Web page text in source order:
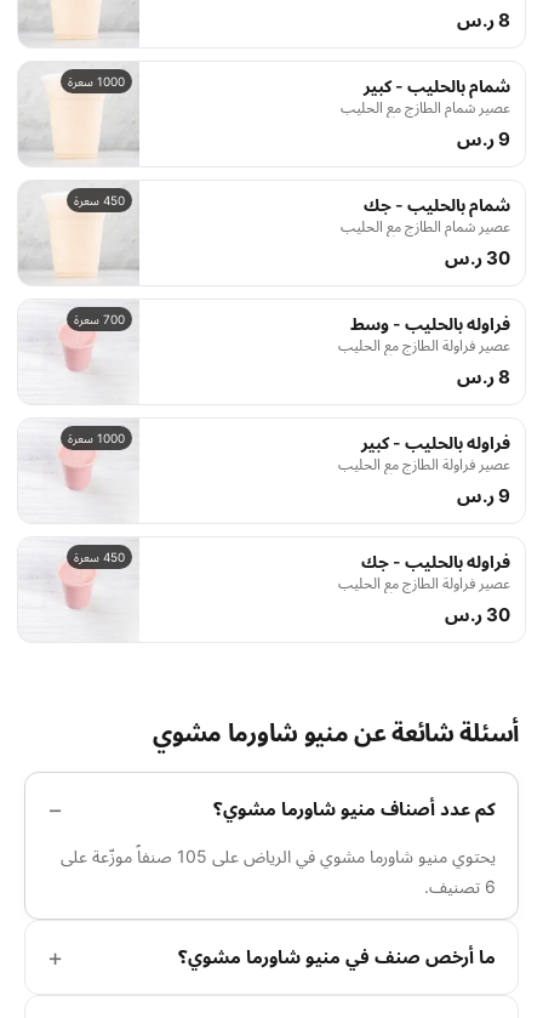
8 ر.س
1000 سعرة شمام بالحليب - كبير
عصير شمام الطازج مع الحليب
9 ر.س
450 سعرة شمام بالحليب - جك
عصير شمام الطازج مع الحليب
30 ر.س
700 سعرة فراوله بالحليب - وسط
عصير فراولة الطازج مع الحليب
8 ر.س
1000 سعرة فراوله بالحليب - كبير
عصير فراولة الطازج مع الحليب
9 ر.س
450 سعرة فراوله بالحليب - جك
عصير فراولة الطازج مع الحليب
30 ر.س
أسئلة شائعة عن منيو شاورما مشوي
كم عدد أصناف منيو شاورما مشوي؟
يحتوي منيو شاورما مشوي في الرياض على 105 صنفاً موزّعة على
6 تصنيف.
ما أرخص صنف في منيو شاورما مشوي؟